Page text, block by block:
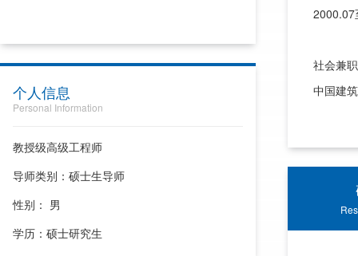
个人信息
Personal Information
教授级高级工程师
导师类别：硕士生导师
性别： 男
学历：硕士研究生
2000.07
社会兼
中国建